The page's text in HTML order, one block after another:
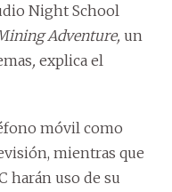
Night School
Adventure, un
, explica el
móvil como
mientras que
harán uso de su